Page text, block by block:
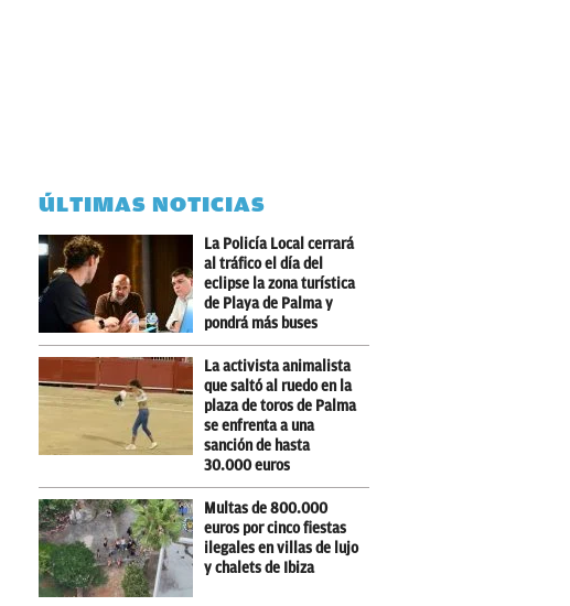
ÚLTIMAS NOTICIAS
La Policía Local cerrará
al tráfico el día del
eclipse la zona turística
de Playa de Palma y
pondrá más buses
La activista animalista
que saltó al ruedo en la
plaza de toros de Palma
se enfrenta a una
sanción de hasta
30.000 euros
Multas de 800.000
euros por cinco fiestas
ilegales en villas de lujo
y chalets de Ibiza